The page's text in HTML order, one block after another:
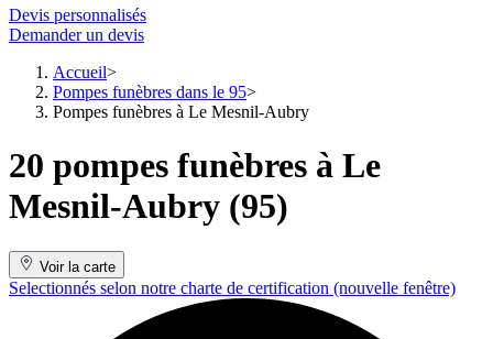
Devis personnalisés
Demander un devis
Accueil
Pompes funèbres dans le 95
Pompes funèbres à Le Mesnil-Aubry
20 pompes funèbres à Le
Mesnil-Aubry (95)
Voir la carte
Selectionnés selon notre charte de certification (nouvelle fenêtre)